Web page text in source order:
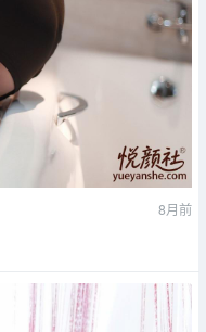
8月前